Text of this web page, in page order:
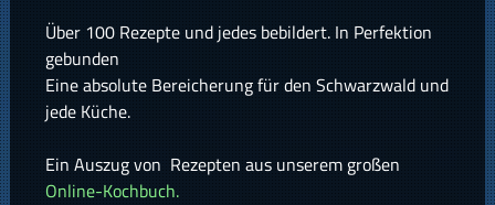
Über 100 Rezepte und jedes bebildert. In Perfektion
gebunden
Eine absolute Bereicherung für den Schwarzwald und
jede Küche.
Ein Auszug von Rezepten aus unserem großen
Online-Kochbuch.